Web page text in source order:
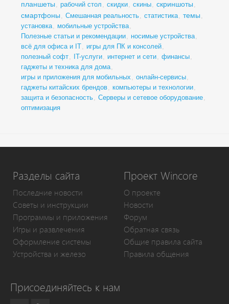
планшеты , рабочий стол , скидки, скины, скриншоты ,
смартфоны , Смешанная реальность, статистика, темы ,
установка, мобильные устройства,
Полезные статьи и рекомендации, носимые устройства,
всё для офиса и IT, игры для ПК и консолей,
полезный софт, IT-услуги, интернет и сети, финансы,
гаджеты и техника для дома,
игры и приложения для мобильных , онлайн-сервисы,
гаджеты китайских брендов, компьютеры и технологии,
защита и безопасность, Серверы и сетевое оборудование,
оптимизация
Разделы сайта
Последние новости
Советы и инструкции
Программы и приложения
Игры и развлечения
Оформление системы
Устройства и железо
Проект Wincore
О проекте
Новости
Форум
Обратная связь
Общие правила сайта
Правила общения
Присоединяйтесь к нам